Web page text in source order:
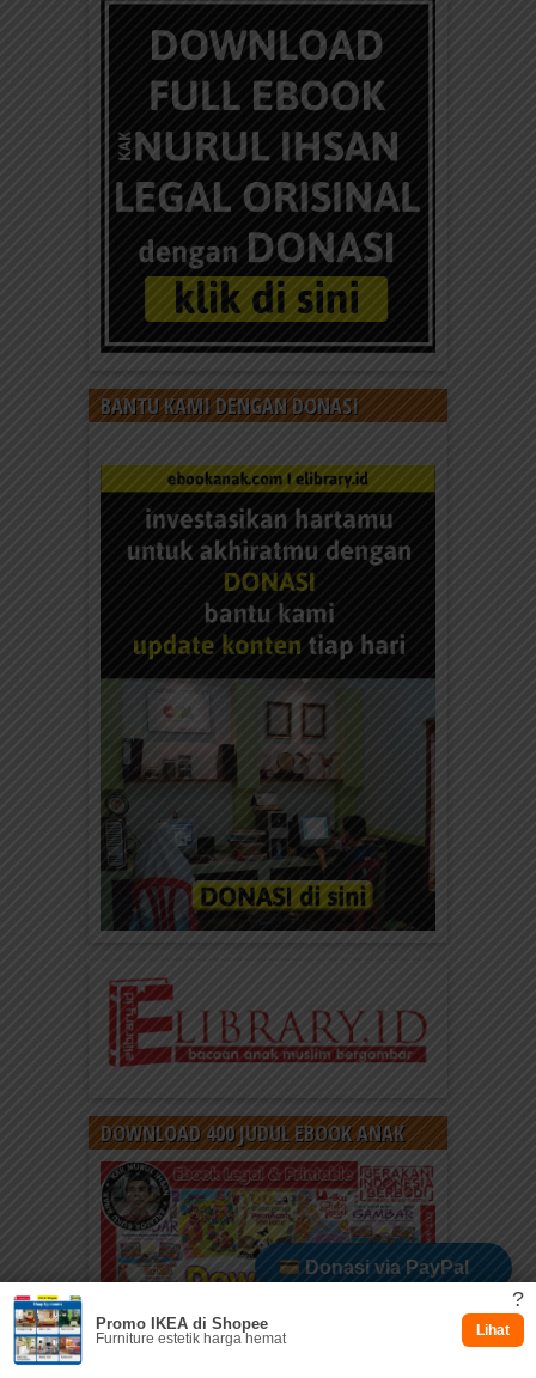
BANTU KAMI DENGAN DONASI
DOWNLOAD 400 JUDUL EBOOK ANAK
Donasi via PayPal
Dukung via Kitabisa
?
Promo IKEA di Shopee
Furniture estetik harga hemat Lihat